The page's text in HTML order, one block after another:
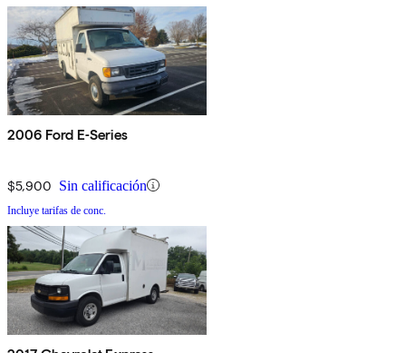
2006 Ford E-Series
$5,900 Sin calificación
Incluye tarifas de conc.